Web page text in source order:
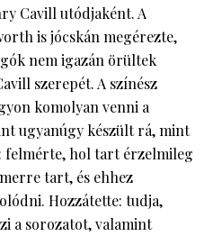
Cavill utódjaként. A
is jócskán megérezte,
nem igazán örültek
szerepét. A színész
komolyan venni a
ugyanúgy készült rá, mint
felmérte, hol tart érzelmileg
tart, és ehhez
Hozzátette: tudja,
a sorozatot, valamint